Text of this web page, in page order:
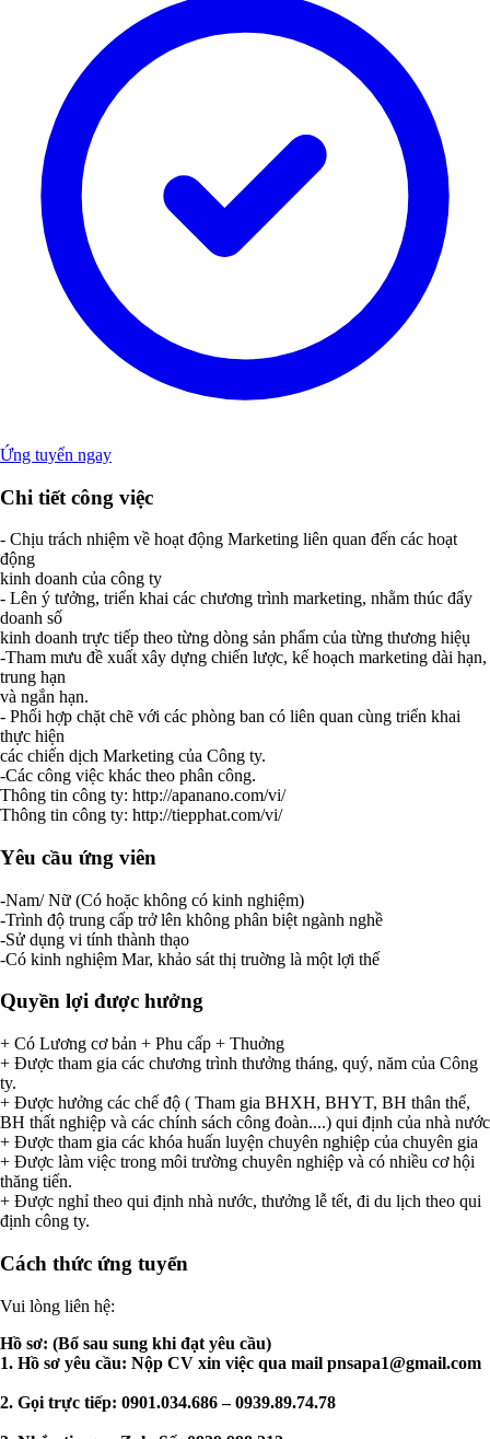
Ứng tuyển ngay
Chi tiết công việc
- Chịu trách nhiệm về hoạt động Marketing liên quan đến các hoạt
động
kinh doanh của công ty
- Lên ý tưởng, triển khai các chương trình marketing, nhằm thúc đẩy
doanh số
kinh doanh trực tiếp theo từng dòng sản phẩm của từng thương hiệụ
-Tham mưu đề xuất xây dựng chiến lược, kế hoạch marketing dài hạn,
trung hạn
và ngắn hạn.
- Phối hợp chặt chẽ với các phòng ban có liên quan cùng triển khai
thực hiện
các chiến dịch Marketing của Công ty.
-Các công việc khác theo phân công.
Thông tin công ty: http://apanano.com/vi/
Thông tin công ty: http://tiepphat.com/vi/
Yêu cầu ứng viên
-Nam/ Nữ (Có hoặc không có kinh nghiệm)
-Trình độ trung cấp trở lên không phân biệt ngành nghề
-Sử dụng vi tính thành thạo
-Có kinh nghiệm Mar, khảo sát thị truờng là một lợi thế
Quyền lợi được hưởng
+ Có Lương cơ bản + Phu cấp + Thuởng
+ Được tham gia các chương trình thưởng tháng, quý, năm của Công
ty.
+ Được hưởng các chế độ ( Tham gia BHXH, BHYT, BH thân thể,
BH thất nghiệp và các chính sách công đoàn....) qui định của nhà nước
+ Được tham gia các khóa huấn luyện chuyên nghiệp của chuyên gia
+ Được làm việc trong môi trường chuyên nghiệp và có nhiều cơ hội
thăng tiến.
+ Được nghỉ theo qui định nhà nước, thưởng lễ tết, đi du lịch theo qui
định công ty.
Cách thức ứng tuyển
Vui lòng liên hệ:
Hồ sơ: (Bổ sau sung khi đạt yêu cầu)
1. Hồ sơ yêu cầu: Nộp CV xin việc qua mail pnsapa1@gmail.com
2. Gọi trực tiếp: 0901.034.686 – 0939.89.74.78